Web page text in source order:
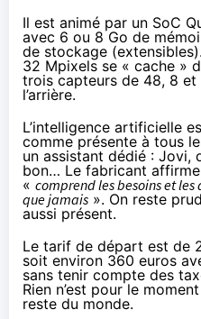
Il est animé par un SoC
avec 6 ou 8 Go de
de stockage
32 Mpixels se « cache »
trois capteurs de 48, 8
l’arrière.
L’intelligence artificielle
comme présente à tous
un assistant dédié : Jovi,
bon… Le fabricant affirme
« comprend les besoins et
que jamais ». On reste
aussi présent.
Le tarif de départ est de
soit environ 360 euros
sans tenir compte des
Rien n’est pour le
reste du monde.